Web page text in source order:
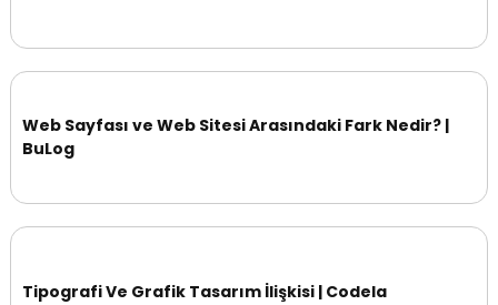
Web Sayfası ve Web Sitesi Arasındaki Fark Nedir? |
BuLog
Tipografi Ve Grafik Tasarım İlişkisi | Codela